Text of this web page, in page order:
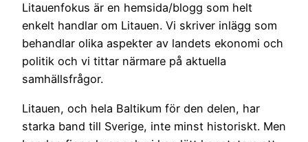
Litauenfokus är en hemsida/blogg som helt
enkelt handlar om Litauen. Vi skriver inlägg som
behandlar olika aspekter av landets ekonomi och
politik och vi tittar närmare på aktuella
samhällsfrågor.
Litauen, och hela Baltikum för den delen, har
starka band till Sverige, inte minst historiskt. Men